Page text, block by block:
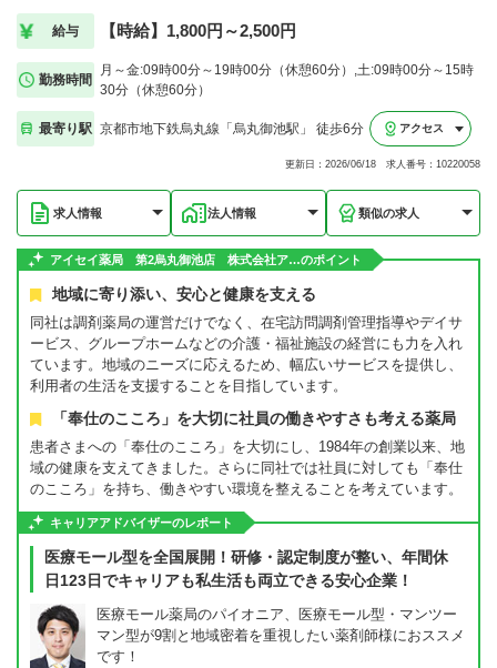
給与 【時給】1,800円～2,500円
勤務時間
月～金:09時00分～19時00分（休憩60分）,土:09時00分～15時
30分（休憩60分）
最寄り駅 京都市地下鉄烏丸線「烏丸御池駅」 徒歩6分 アクセス
更新日：2026/06/18 求人番号：10220058
求人情報 法人情報 類似の求人
アイセイ薬局 第2烏丸御池店 株式会社ア…のポイント
地域に寄り添い、安心と健康を支える
同社は調剤薬局の運営だけでなく、在宅訪問調剤管理指導やデイサ
ービス、グループホームなどの介護・福祉施設の経営にも力を入れ
ています。地域のニーズに応えるため、幅広いサービスを提供し、
利用者の生活を支援することを目指しています。
「奉仕のこころ」を大切に社員の働きやすさも考える薬局
患者さまへの「奉仕のこころ」を大切にし、1984年の創業以来、地
域の健康を支えてきました。さらに同社では社員に対しても「奉仕
のこころ」を持ち、働きやすい環境を整えることを考えています。
キャリアアドバイザーのレポート
医療モール型を全国展開！研修・認定制度が整い、年間休
日123日でキャリアも私生活も両立できる安心企業！
医療モール薬局のパイオニア、医療モール型・マンツー
マン型が9割と地域密着を重視したい薬剤師様におススメ
です！